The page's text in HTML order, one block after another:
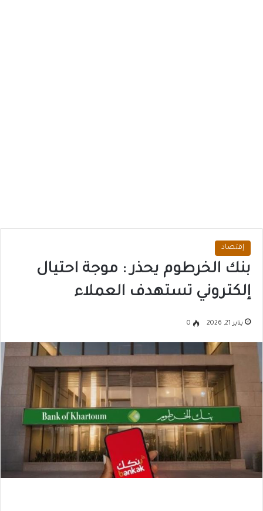
إقتصاد
بنك الخرطوم يحذر : موجة احتيال
إلكتروني تستهدف العملاء
يناير 21, 2026 0